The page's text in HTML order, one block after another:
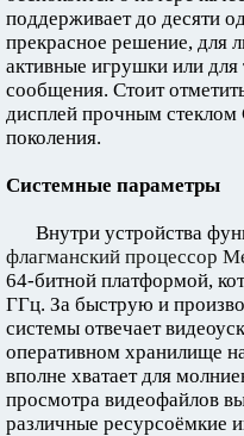
поддерживает до десяти
прекрасное решение, для
активные игрушки или
сообщения. Стоит
дисплей прочным
поколения.
Системные параметры
Внутри устройства
флагманский процессор
64-битной платформой,
ГГц. За быструю и
системы отвечает
оперативном хранилище
вполне хватает для
просмотра видеофайлов
различные ресурсоёмкие